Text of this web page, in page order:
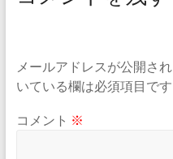
メールアドレスが公開さ
いている欄は必須項目です
コメント ※